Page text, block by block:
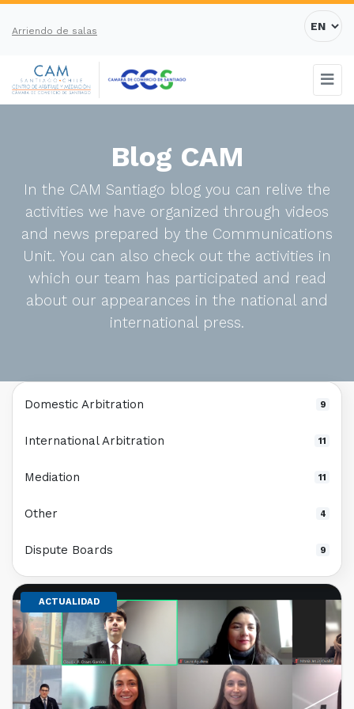
Arriendo de salas
Blog CAM
In the CAM Santiago blog you can relive the
activities we have organized through videos
and news prepared by the Communications
Unit. You can also check out the activities in
which our team has participated and read
about our appearances in the national and
international press.
ACTUALIDAD
Domestic Arbitration 9
International Arbitration 11
Mediation 11
Other 4
Dispute Boards 9